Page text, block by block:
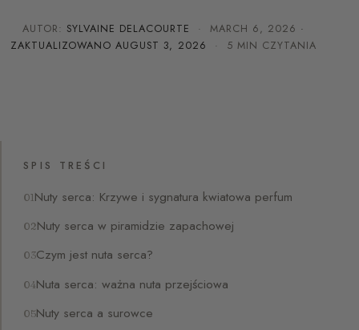
AUTOR: SYLVAINE DELACOURTE ·MARCH 6, 2026 ·
ZAKTUALIZOWANOAUGUST 3, 2026 · 5 MIN CZYTANIA
SPIS TREŚCI
Nuty serca: Krzywe i sygnatura kwiatowa perfum
Nuty serca w piramidzie zapachowej
Czym jest nuta serca?
Nuta serca: ważna nuta przejściowa
Nuty serca a surowce